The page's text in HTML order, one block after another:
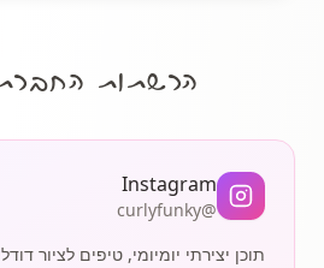
הרשתות
Instagram
@curlyfunky
תוכן יצירתי יומיומי, טיפים לציור